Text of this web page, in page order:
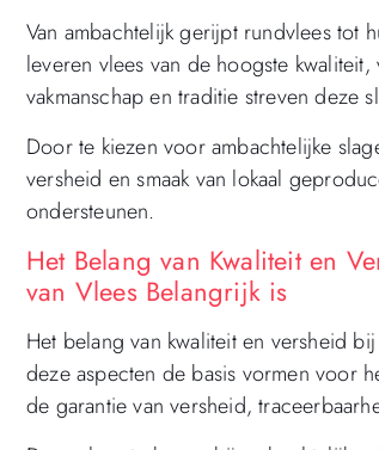
Van ambachtelijk gerijpt rundvlees tot
leveren vlees van de hoogste
vakmanschap en traditie streven deze
Door te kiezen voor ambachtelijke
versheid en smaak van lokaal
ondersteunen.
Het Belang van Kwaliteit en
van Vlees Belangrijk is
Het belang van kwaliteit en versheid
deze aspecten de basis vormen voor
de garantie van versheid,